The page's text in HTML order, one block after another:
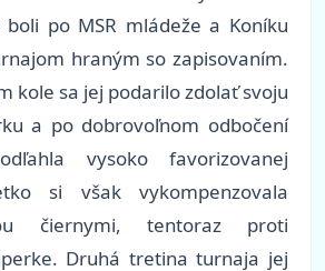
po MSR mládeže a Koníku
hraným so zapisovaním.
kole sa jej podarilo zdolať svoju
a po dobrovoľnom odbočení
vysoko favorizovanej
si však vykompenzovala
čiernymi, tentoraz proti
Druhá tretina turnaja jej